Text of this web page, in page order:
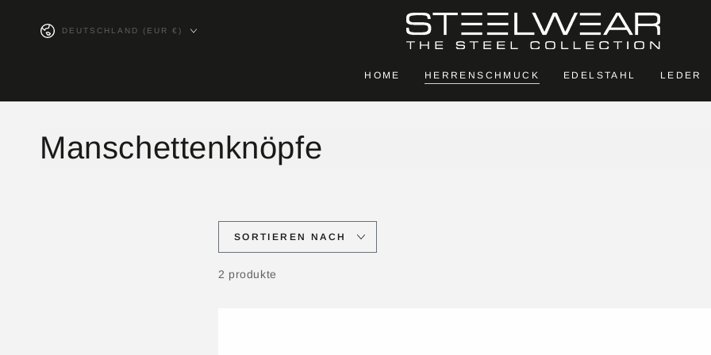
SPRINGEN
Land/Region
DEUTSCHLAND (EUR €)
HOME HERRENSCHMUCK EDELSTAHL LEDER
Kollektion:
Manschettenknöpfe
SORTIEREN NACH
2 produkte